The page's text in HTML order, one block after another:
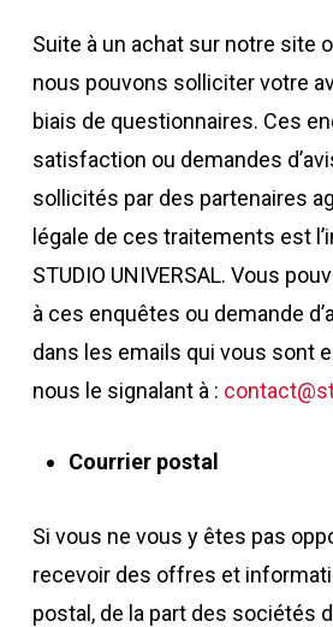
Suite à un achat sur notre site
nous pouvons solliciter votre
biais de questionnaires. Ces
satisfaction ou demandes
sollicités par des partenaires
légale de ces traitements est
STUDIO UNIVERSAL. Vous
à ces enquêtes ou demande
dans les emails qui vous sont
nous le signalant à :
Courrier postal
Si vous ne vous y êtes pas
recevoir des offres et
postal, de la part des sociétés